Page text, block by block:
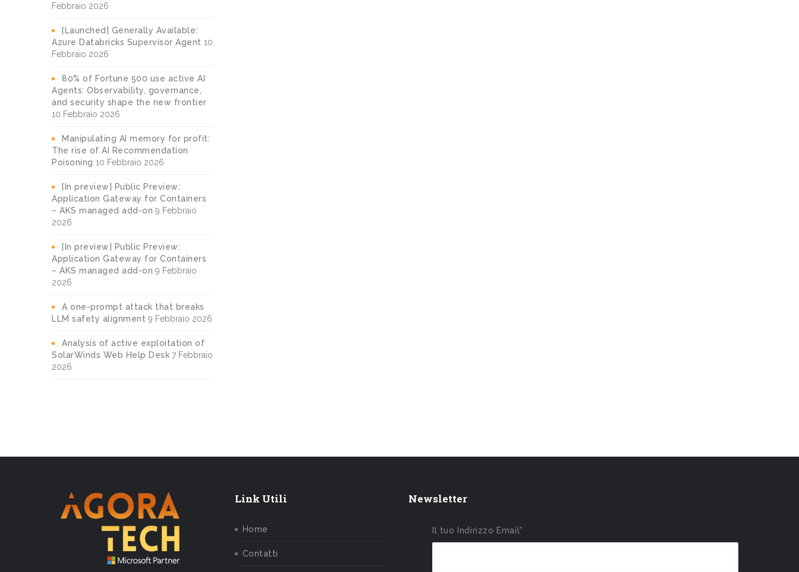
Febbraio 2026
[Launched] Generally Available:
Azure Databricks Supervisor Agent 10
Febbraio 2026
80% of Fortune 500 use active AI
Agents: Observability, governance,
and security shape the new frontier
10 Febbraio 2026
Manipulating AI memory for profit:
The rise of AI Recommendation
Poisoning 10 Febbraio 2026
[In preview] Public Preview:
Application Gateway for Containers
– AKS managed add-on 9 Febbraio
2026
[In preview] Public Preview:
Application Gateway for Containers
– AKS managed add-on 9 Febbraio
2026
A one-prompt attack that breaks
LLM safety alignment 9 Febbraio 2026
Analysis of active exploitation of
SolarWinds Web Help Desk 7 Febbraio
2026
Link Utili
Home
Contatti
Newsletter
Il tuo Indirizzo Email*